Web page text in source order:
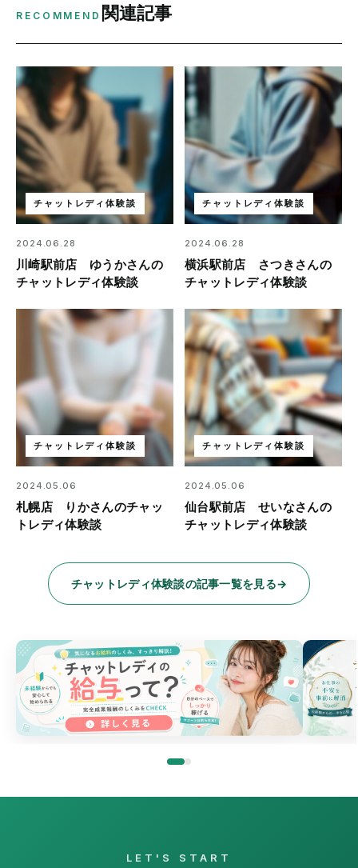
RECOMMEND 関連記事
チャットレディ体験談
2024.06.28
川崎駅前店 ゆうかさんの
チャットレディ体験談
チャットレディ体験談
2024.06.28
横浜駅前店 さつきさんの
チャットレディ体験談
チャットレディ体験談
2024.05.06
札幌店 りかさんのチャッ
トレディ体験談
チャットレディ体験談
2024.05.06
仙台駅前店 せいなさんの
チャットレディ体験談
チャットレディ体験談の記事一覧を見る→
LET'S START